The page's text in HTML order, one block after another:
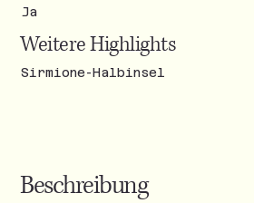
Ja
Weitere Highlights
Sirmione-Halbinsel
Beschreibung